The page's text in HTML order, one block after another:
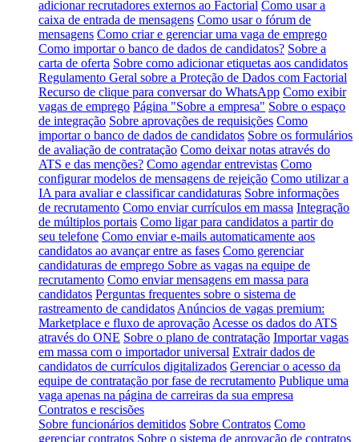
adicionar recrutadores externos ao Factorial Como usar a
caixa de entrada de mensagens Como usar o fórum de
mensagens Como criar e gerenciar uma vaga de emprego
Como importar o banco de dados de candidatos? Sobre a
carta de oferta Sobre como adicionar etiquetas aos candidatos
Regulamento Geral sobre a Proteção de Dados com Factorial
Recurso de clique para conversar do WhatsApp Como exibir
vagas de emprego Página "Sobre a empresa" Sobre o espaço
de integração Sobre aprovações de requisições Como
importar o banco de dados de candidatos Sobre os formulários
de avaliação de contratação Como deixar notas através do
ATS e das menções? Como agendar entrevistas Como
configurar modelos de mensagens de rejeição Como utilizar a
IA para avaliar e classificar candidaturas Sobre informações
de recrutamento Como enviar currículos em massa Integração
de múltiplos portais Como ligar para candidatos a partir do
seu telefone Como enviar e-mails automaticamente aos
candidatos ao avançar entre as fases Como gerenciar
candidaturas de emprego Sobre as vagas na equipe de
recrutamento Como enviar mensagens em massa para
candidatos Perguntas frequentes sobre o sistema de
rastreamento de candidatos Anúncios de vagas premium:
Marketplace e fluxo de aprovação Acesse os dados do ATS
através do ONE Sobre o plano de contratação Importar vagas
em massa com o importador universal Extrair dados de
candidatos de currículos digitalizados Gerenciar o acesso da
equipe de contratação por fase de recrutamento Publique uma
vaga apenas na página de carreiras da sua empresa
Contratos e rescisões
Sobre funcionários demitidos Sobre Contratos Como
gerenciar contratos Sobre o sistema de aprovação de contratos